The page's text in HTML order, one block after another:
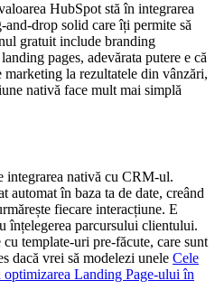
HubSpot stă în integrarea
drop solid care îți permite să
gratuit include branding
pages, adevărata putere e că
la rezultatele din vânzări,
nativă face mult mai simplă
integrarea nativă cu CRM-ul.
automat în baza ta de date, creând
fiecare interacțiune. E
înțelegerea parcursului clientului.
template-uri pre-făcute, care sunt
dacă vrei să modelezi unele Cele
optimizarea Landing Page-ului în